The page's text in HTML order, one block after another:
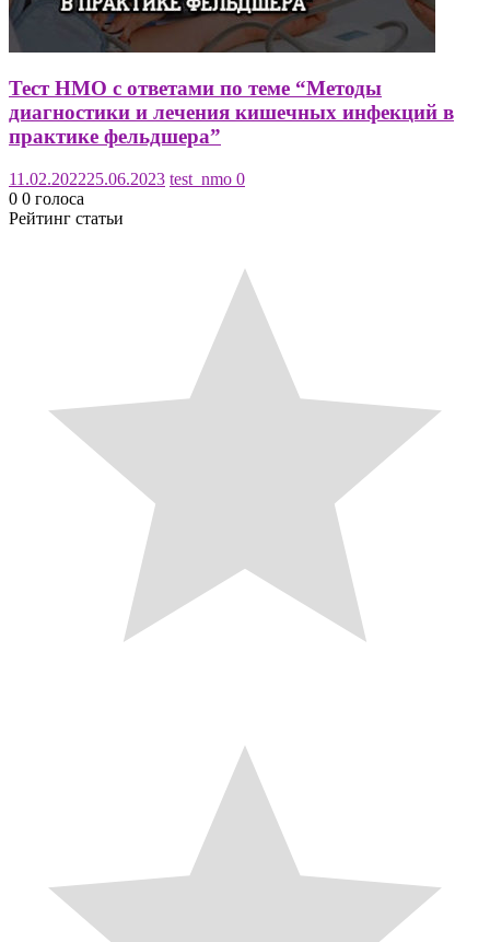
Тест НМО с ответами по теме “Методы
диагностики и лечения кишечных инфекций в
практике фельдшера”
11.02.202225.06.2023 test_nmo 0
0 0 голоса
Рейтинг статьи